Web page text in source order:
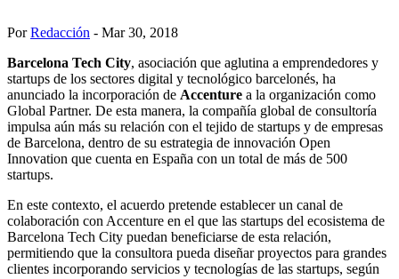
PorRedacción - Mar 30, 2018
Barcelona Tech City, asociación que aglutina a emprendedores y
startups de los sectores digital y tecnológico barcelonés, ha
anunciado la incorporación de Accenture a la organización como
Global Partner. De esta manera, la compañía global de consultoría
impulsa aún más su relación con el tejido de startups y de empresas
de Barcelona, dentro de su estrategia de innovación Open
Innovation que cuenta en España con un total de más de 500
startups.
En este contexto, el acuerdo pretende establecer un canal de
colaboración con Accenture en el que las startups del ecosistema de
Barcelona Tech City puedan beneficiarse de esta relación,
permitiendo que la consultora pueda diseñar proyectos para grandes
clientes incorporando servicios y tecnologías de las startups, según